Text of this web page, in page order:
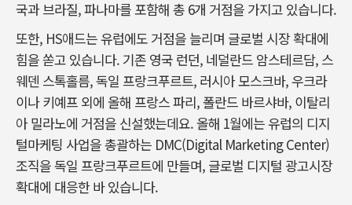
국과 브라질, 파나마를 포함해 총 6개 거점을 가지고 있습니다.
또한, HS애드는 유럽에도 거점을 늘리며 글로벌 시장 확대에
힘을 쏟고 있습니다. 기존 영국 런던, 네덜란드 암스테르담, 스
웨덴 스톡홀름, 독일 프랑크푸르트, 러시아 모스크바, 우크라
이나 키예프 외에 올해 프랑스 파리, 폴란드 바르샤바, 이탈리
아 밀라노에 거점을 신설했는데요. 올해 1월에는 유럽의 디지
털마케팅 사업을 총괄하는 DMC(Digital Marketing Center)
조직을 독일 프랑크푸르트에 만들며, 글로벌 디지털 광고시장
확대에 대응한 바 있습니다.